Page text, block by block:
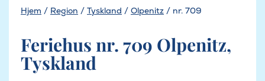
Hjem / Region / Tyskland / Olpenitz / nr. 709
Feriehus nr. 709 Olpenitz,
Tyskland